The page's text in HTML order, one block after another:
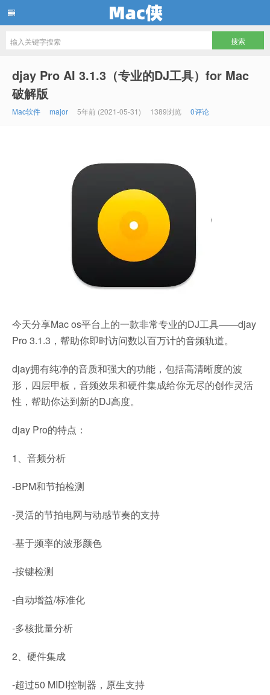
djay Pro AI 3.1.3（专业的DJ工具）for Mac
破解版
Mac软件 major 5年前 (2021-05-31) 1389浏览 0评论
今天分享Mac os平台上的一款非常专业的DJ工具——djay
Pro 3.1.3，帮助你即时访问数以百万计的音频轨道。
djay拥有纯净的音质和强大的功能，包括高清晰度的波
形，四层甲板，音频效果和硬件集成给你无尽的创作灵活
性，帮助你达到新的DJ高度。
djay Pro的特点：
1、音频分析
-BPM和节拍检测
-灵活的节拍电网与动感节奏的支持
-基于频率的波形颜色
-按键检测
-自动增益/标准化
-多核批量分析
2、硬件集成
-超过50 MIDI控制器，原生支持